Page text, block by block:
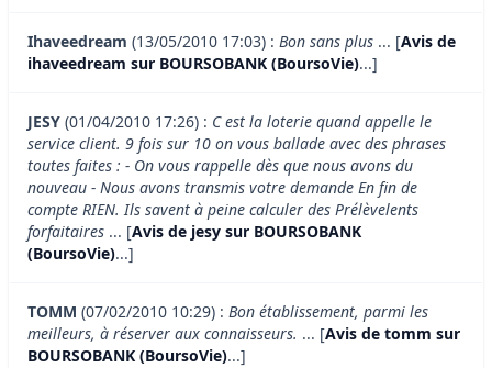
Ihaveedream (13/05/2010 17:03) : Bon sans plus ... [Avis de
ihaveedream sur BOURSOBANK (BoursoVie)...]
JESY (01/04/2010 17:26) : C est la loterie quand appelle le
service client. 9 fois sur 10 on vous ballade avec des phrases
toutes faites : - On vous rappelle dès que nous avons du
nouveau - Nous avons transmis votre demande En fin de
compte RIEN. Ils savent à peine calculer des Prélèvelents
forfaitaires ... [Avis de jesy sur BOURSOBANK
(BoursoVie)...]
TOMM (07/02/2010 10:29) : Bon établissement, parmi les
meilleurs, à réserver aux connaisseurs. ... [Avis de tomm sur
BOURSOBANK (BoursoVie)...]